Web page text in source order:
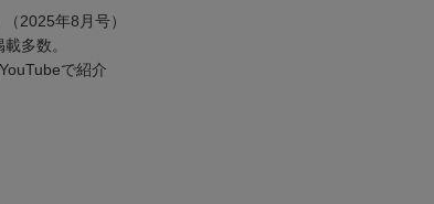
2025年8月号）
多数。
で紹介